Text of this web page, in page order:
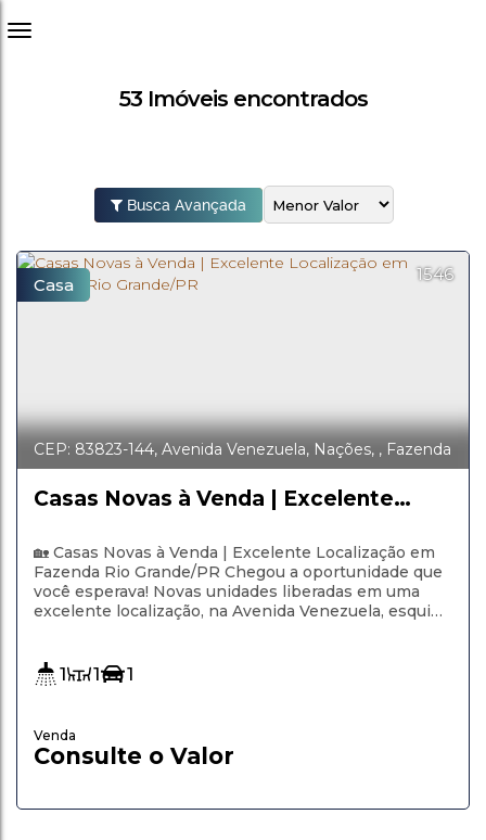
53 Imóveis encontrados
Busca Avançada
1546
Casa
Casas Novas à Venda | Excelente
Grande/PR
Consulte o Valor
CEP: 83823-144, Avenida Venezuela, Nações , Fazenda
Rio Grande,Paraná,Brasil
1 1 1
🏡 Casas Novas à Venda | Excelente Localização em
Fazenda Rio Grande/PR Chegou a oportunidade que
você esperava! Novas unidades liberadas em uma
excelente localização, na Avenida Venezuela, esquina
imóveis contam com uma planta funcional, ideal para
quem busca qualidade de vida e ambientes...